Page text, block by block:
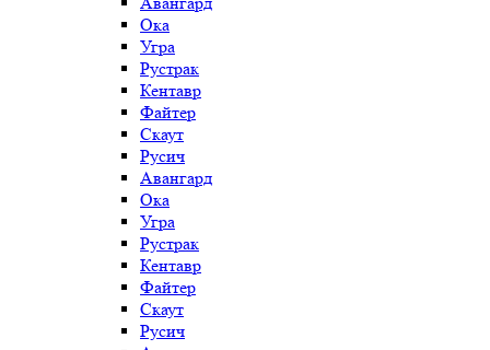
Ока
Угра
Рустрак
Кентавр
Файтер
Скаут
Русич
Авангард
Ока
Угра
Рустрак
Кентавр
Файтер
Скаут
Русич